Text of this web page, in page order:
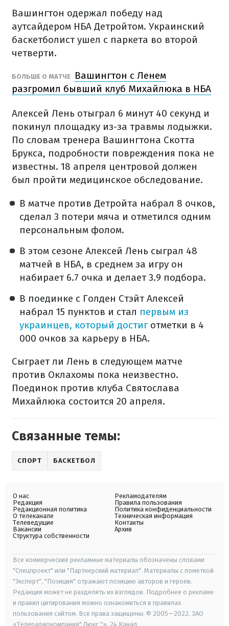
Вашингтон одержал победу над
аутсайдером НБА Детройтом. Украинский
баскетболист ушел с паркета во второй
четверти.
БОЛЬШЕ О МАТЧЕ
Вашингтон с Ленем
разгромил бывший клуб Михайлюка в НБА
Алексей Лень отыграл 6 минут 40 секунд и
покинул площадку из-за травмы лодыжки.
По словам тренера Вашингтона Скотта
Брукса, подробности повреждения пока не
известны. 18 апреля центровой должен
был пройти медицинское обследование.
В матче против Детройта набрал 8 очков,
сделал 3 потери мяча и отметился одним
персональным фолом.
В этом сезоне Алексей Лень сыграл 48
матчей в НБА, в среднем за игру он
набирает 6.7 очка и делает 3.9 подбора.
В поединке с Голден Стэйт Алексей
набрал 15 пунктов и стал первым из
украинцев, который достиготметки в 4
000 очков за карьеру в НБА.
Сыграет ли Лень в следующем матче
против Оклахомы пока неизвестно.
Поединок против клуба Святослава
Михайлюка состоится 20 апреля.
Связанные темы:
СПОРТ БАСКЕТБОЛ
О нас
Редакция
Редакционная политика
О телеканале
Телеведущие
Вакансии
Структура собственности
Рекламодателям
Правила пользования
Политика конфиденциальности
Техническая информация
Контакты
Архив
Все коммерческие рекламные материалы обозначены словами
"Спецпроект" или "Партнерский материал". Материалы с пометкой
"Эксперт", "Позиция" отражают позицию авторов и героев.
Редакция может не разделять их взглядов. Подробнее о рекламе
и правил цитирования можно ознакомиться в правилах
пользования сайтом. Все права защищены. © 2005—2022, ЗАО
«Телерадиокомпания" Люкс "», 24 Канал.